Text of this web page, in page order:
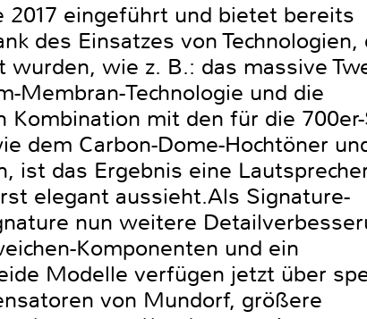
eingeführt und bietet bereits
des Einsatzes von Technologien,
wie z. B.: das massive
Membran-Technologie und die
mit den für die
dem Carbon-Dome-Hochtöner
ist das Ergebnis eine
elegant aussieht.Als Signature-
nun weitere
Komponenten und ein
Modelle verfügen jetzt über
von Mundorf, größere